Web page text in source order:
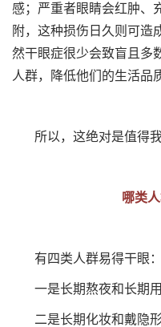
感；严重者眼睛会红肿、
附，这种损伤日久则可造
然干眼症很少会致盲且多
人群，降低他们的生活品
所以，这绝对是值得
哪类
有四类人群易得干眼：
一是长期熬夜和长期用
二是长期化妆和戴隐